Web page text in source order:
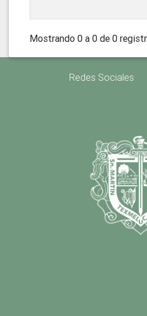
Mostrando 0 a 0 de 0
Redes Sociales